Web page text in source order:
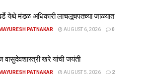
येथे मंडळ अधिकारी लाचलूचपतच्या जाळ्यात
MAYURESH PATNAKAR AUGUST 6, 2026 0
खरे यांची जयंती
MAYURESH PATNAKAR AUGUST 5, 2026 2